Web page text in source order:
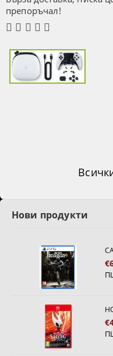
препоръчал!
Нови продукти